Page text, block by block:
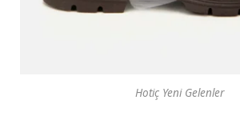
Hotiç Yeni Gelenler